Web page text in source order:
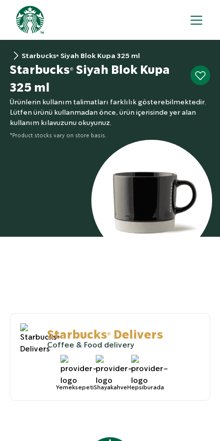
Starbucks® Siyah Blok Kupa 325 ml
Starbucks® Siyah Blok Kupa
325 ml
Ürünlerin kullanım talimatları farklılık gösterebilmektedir.
Lütfen ürünü kullanmadan önce, ürün içerisinde yer alan
kullanım kılavuzunu okuyunuz.
*Product stocks vary on store basis.
Starbucks® Delivers
Coffee & Food delivery
YemeksepetiShayakahveHepsiburada